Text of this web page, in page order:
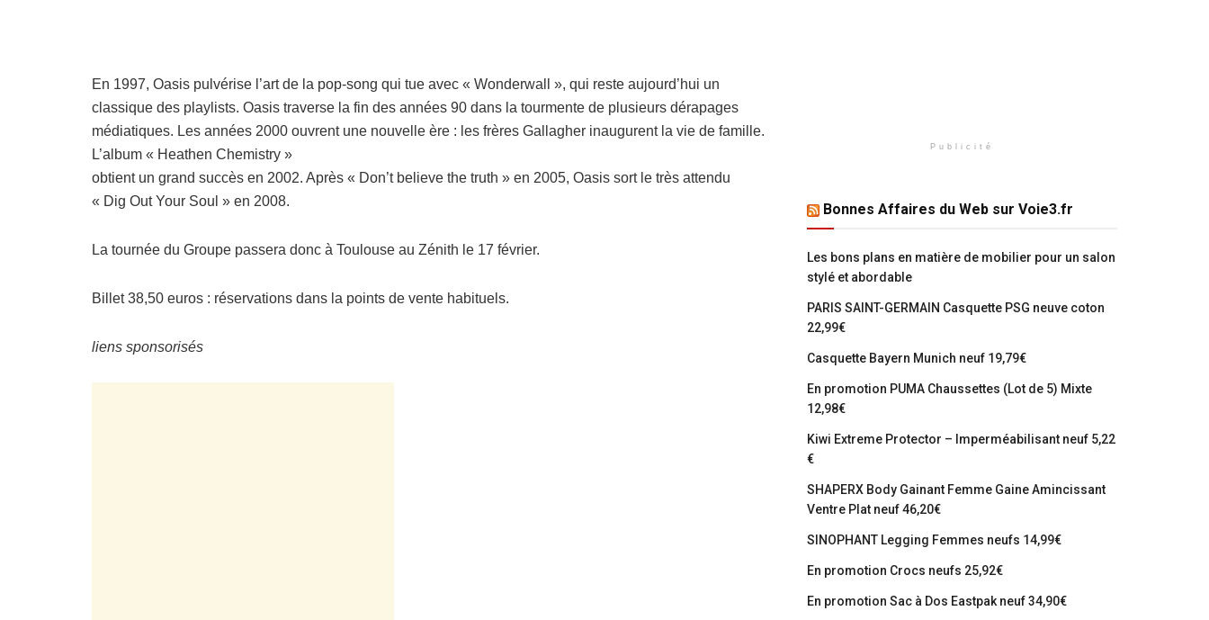
En 1997, Oasis pulvérise l’art de la pop-song qui tue avec « Wonderwall », qui reste aujourd’hui un
classique des playlists. Oasis traverse la fin des années 90 dans la tourmente de plusieurs dérapages
médiatiques. Les années 2000 ouvrent une nouvelle ère : les frères Gallagher inaugurent la vie de famille.
L’album « Heathen Chemistry »
obtient un grand succès en 2002. Après « Don’t believe the truth » en 2005, Oasis sort le très attendu
« Dig Out Your Soul » en 2008.
La tournée du Groupe passera donc à Toulouse au Zénith le 17 février.
Billet 38,50 euros : réservations dans la points de vente habituels.
liens sponsorisés
Publicité
Bonnes Affaires du Web sur Voie3.fr
Les bons plans en matière de mobilier pour un salon
stylé et abordable
PARIS SAINT-GERMAIN Casquette PSG neuve coton
22,99€
Casquette Bayern Munich neuf 19,79€
En promotion PUMA Chaussettes (Lot de 5) Mixte
12,98€
Kiwi Extreme Protector – Imperméabilisant neuf 5,22
€
SHAPERX Body Gainant Femme Gaine Amincissant
Ventre Plat neuf 46,20€
SINOPHANT Legging Femmes neufs 14,99€
En promotion Crocs neufs 25,92€
En promotion Sac à Dos Eastpak neuf 34,90€